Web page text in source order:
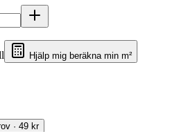
Hjälp mig beräkna min m²
· 49 kr